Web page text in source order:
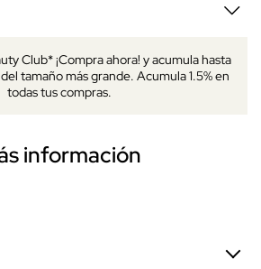
Club* ¡Compra ahora! y acumula hasta
tamaño más grande. Acumula 1.5% en
todas tus compras.
información